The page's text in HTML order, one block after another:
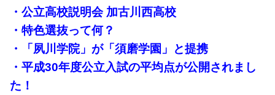
・公立高校説明会 加古川西高校
・特色選抜って何？
・「夙川学院」が「須磨学園」と提携
・平成30年度公立入試の平均点が公開されまし
た！